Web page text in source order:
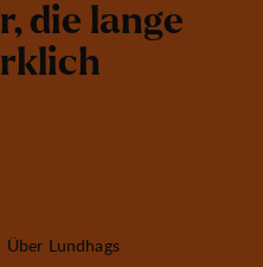
r, die lange
rklich
Über Lundhags